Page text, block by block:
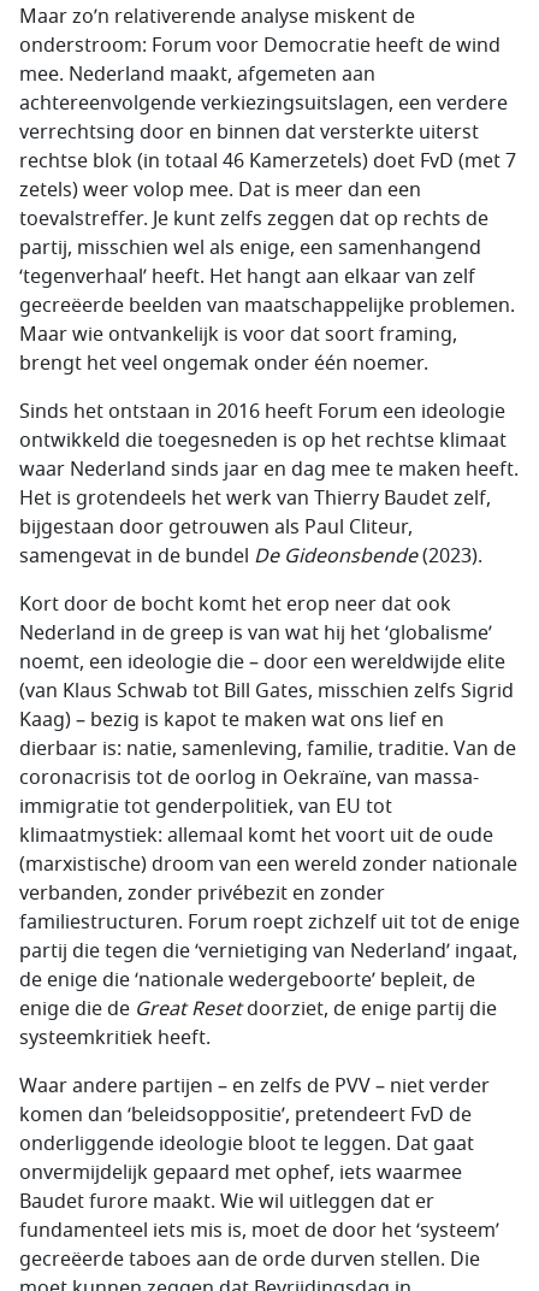
Maar zo’n relativerende analyse miskent de
onderstroom: Forum voor Democratie heeft de wind
mee. Nederland maakt, afgemeten aan
achtereenvolgende verkiezingsuitslagen, een verdere
verrechtsing door en binnen dat versterkte uiterst
rechtse blok (in totaal 46 Kamerzetels) doet FvD (met 7
zetels) weer volop mee. Dat is meer dan een
toevalstreffer. Je kunt zelfs zeggen dat op rechts de
partij, misschien wel als enige, een samenhangend
‘tegenverhaal’ heeft. Het hangt aan elkaar van zelf
gecreëerde beelden van maatschappelijke problemen.
Maar wie ontvankelijk is voor dat soort framing,
brengt het veel ongemak onder één noemer.
Sinds het ontstaan in 2016 heeft Forum een ideologie
ontwikkeld die toegesneden is op het rechtse klimaat
waar Nederland sinds jaar en dag mee te maken heeft.
Het is grotendeels het werk van Thierry Baudet zelf,
bijgestaan door getrouwen als Paul Cliteur,
samengevat in de bundel De Gideonsbende(2023).
Kort door de bocht komt het erop neer dat ook
Nederland in de greep is van wat hij het ‘globalisme’
noemt, een ideologie die – door een wereldwijde elite
(van Klaus Schwab tot Bill Gates, misschien zelfs Sigrid
Kaag) – bezig is kapot te maken wat ons lief en
dierbaar is: natie, samenleving, familie, traditie. Van de
coronacrisis tot de oorlog in Oekraïne, van massa-
immigratie tot genderpolitiek, van EU tot
klimaatmystiek: allemaal komt het voort uit de oude
(marxistische) droom van een wereld zonder nationale
verbanden, zonder privébezit en zonder
familiestructuren. Forum roept zichzelf uit tot de enige
partij die tegen die ‘vernietiging van Nederland’ ingaat,
de enige die ‘nationale wedergeboorte’ bepleit, de
enige die de Great Resetdoorziet, de enige partij die
systeemkritiek heeft.
Waar andere partijen – en zelfs de PVV – niet verder
komen dan ‘beleidsoppositie’, pretendeert FvD de
onderliggende ideologie bloot te leggen. Dat gaat
onvermijdelijk gepaard met ophef, iets waarmee
Baudet furore maakt. Wie wil uitleggen dat er
fundamenteel iets mis is, moet de door het ‘systeem’
gecreëerde taboes aan de orde durven stellen. Die